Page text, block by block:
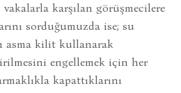
karşılan görüşmecilere
sorduğumuzda ise; su
asma kilit kullanarak
engellemek için her
kapattıklarını